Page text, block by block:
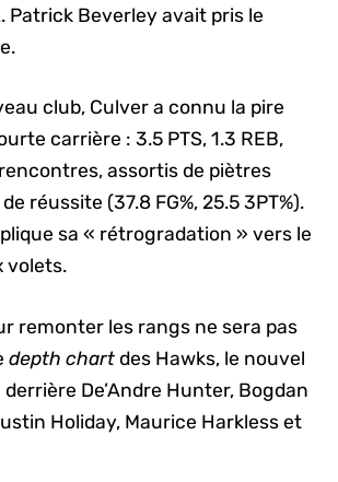
Patrick Beverley avait pris le
club, Culver a connu la pire
carrière : 3.5 PTS, 1.3 REB,
assortis de piètres
réussite (37.8 FG%, 25.5 3PT%).
sa « rétrogradation » vers le
volets.
remonter les rangs ne sera pas
depth chart des Hawks, le nouvel
De’Andre Hunter, Bogdan
Holiday, Maurice Harkless et